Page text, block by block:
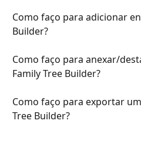
Como faço para adicionar
Builder?
Como faço para anexar/
Family Tree Builder?
Como faço para exportar
Tree Builder?